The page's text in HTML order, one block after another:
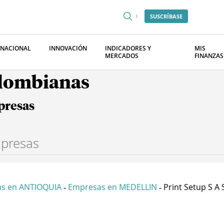
SUSCRÍBASE
INNOVACIÓN
INDICADORES Y
MERCADOS
MIS
FINANZAS
en ANTIOQUIA - Empresas en MEDELLIN - Print Setup S A